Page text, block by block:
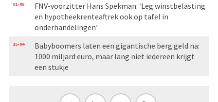
01-05
FNV-voorzitter Hans Spekman: ‘Leg winstbelasting
en hypotheekrenteaftrek ook op tafel in
onderhandelingen’
25-04
Babyboomers laten een gigantische berg geld na:
1000 miljard euro, maar lang niet iedereen krijgt
een stukje